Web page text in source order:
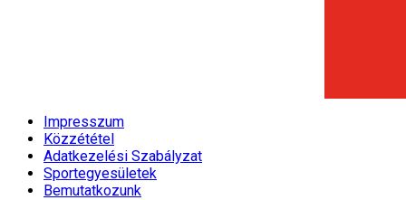
Impresszum
Közzététel
Adatkezelési Szabályzat
Sportegyesületek
Bemutatkozunk